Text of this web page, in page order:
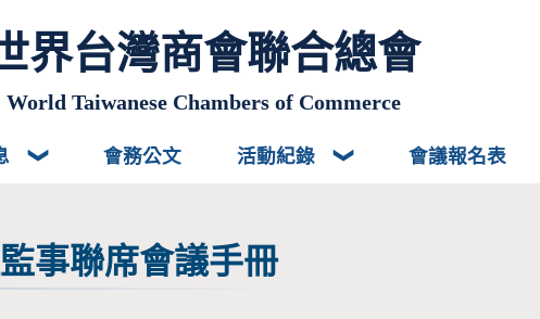
界台灣商會聯合總會
World Taiwanese Chambers of Commerce
會務公文 活動紀錄 會議報名表
事聯席會議手冊